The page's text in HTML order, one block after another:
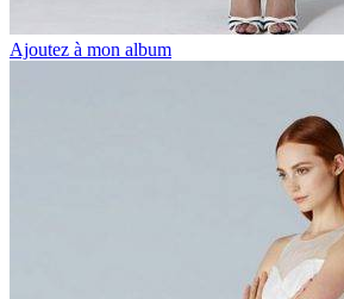
Ajoutez à mon album